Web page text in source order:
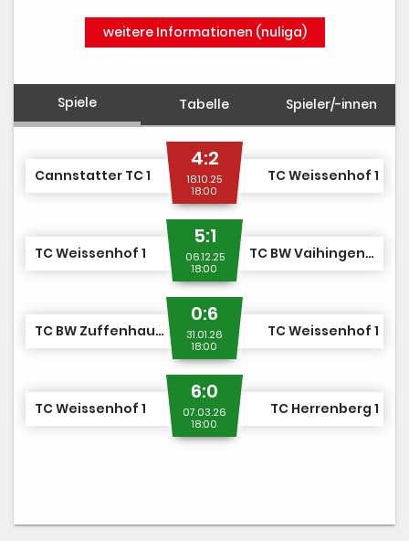
weitere Informationen (nuliga)
Spiele Tabelle Spieler/-innen
Cannstatter TC 1
4:2
18.10.25
18:00
TC Weissenhof 1
TC Weissenhof 1
5:1
06.12.25
18:00
TC BW Vaihingen-Rohr 2
TC BW Zuffenhausen 1
0:6
31.01.26
18:00
TC Weissenhof 1
TC Weissenhof 1
6:0
07.03.26
18:00
TC Herrenberg 1